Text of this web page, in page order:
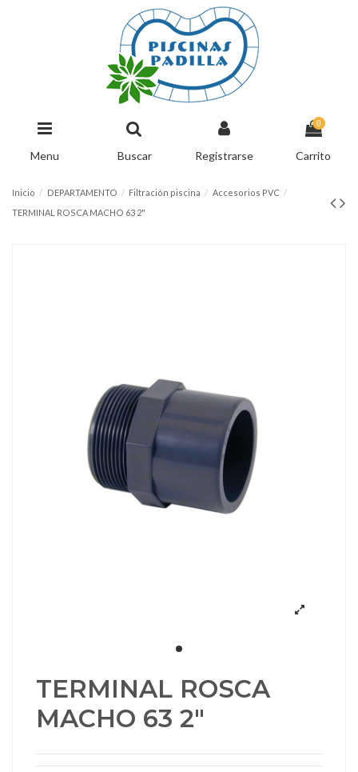
Menu Buscar Registrarse
0
Carrito
Inicio DEPARTAMENTO Filtración piscina
Accesorios PVC
TERMINAL ROSCA MACHO 63 2"
TERMINAL ROSCA
MACHO 63 2"